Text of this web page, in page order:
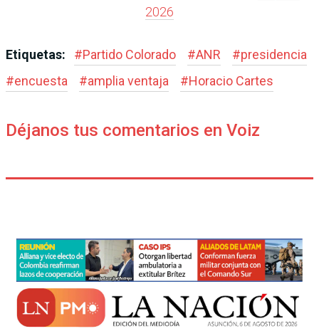
2026
Etiquetas: #Partido Colorado #ANR #presidencia
#encuesta #amplia ventaja #Horacio Cartes
Déjanos tus comentarios en Voiz